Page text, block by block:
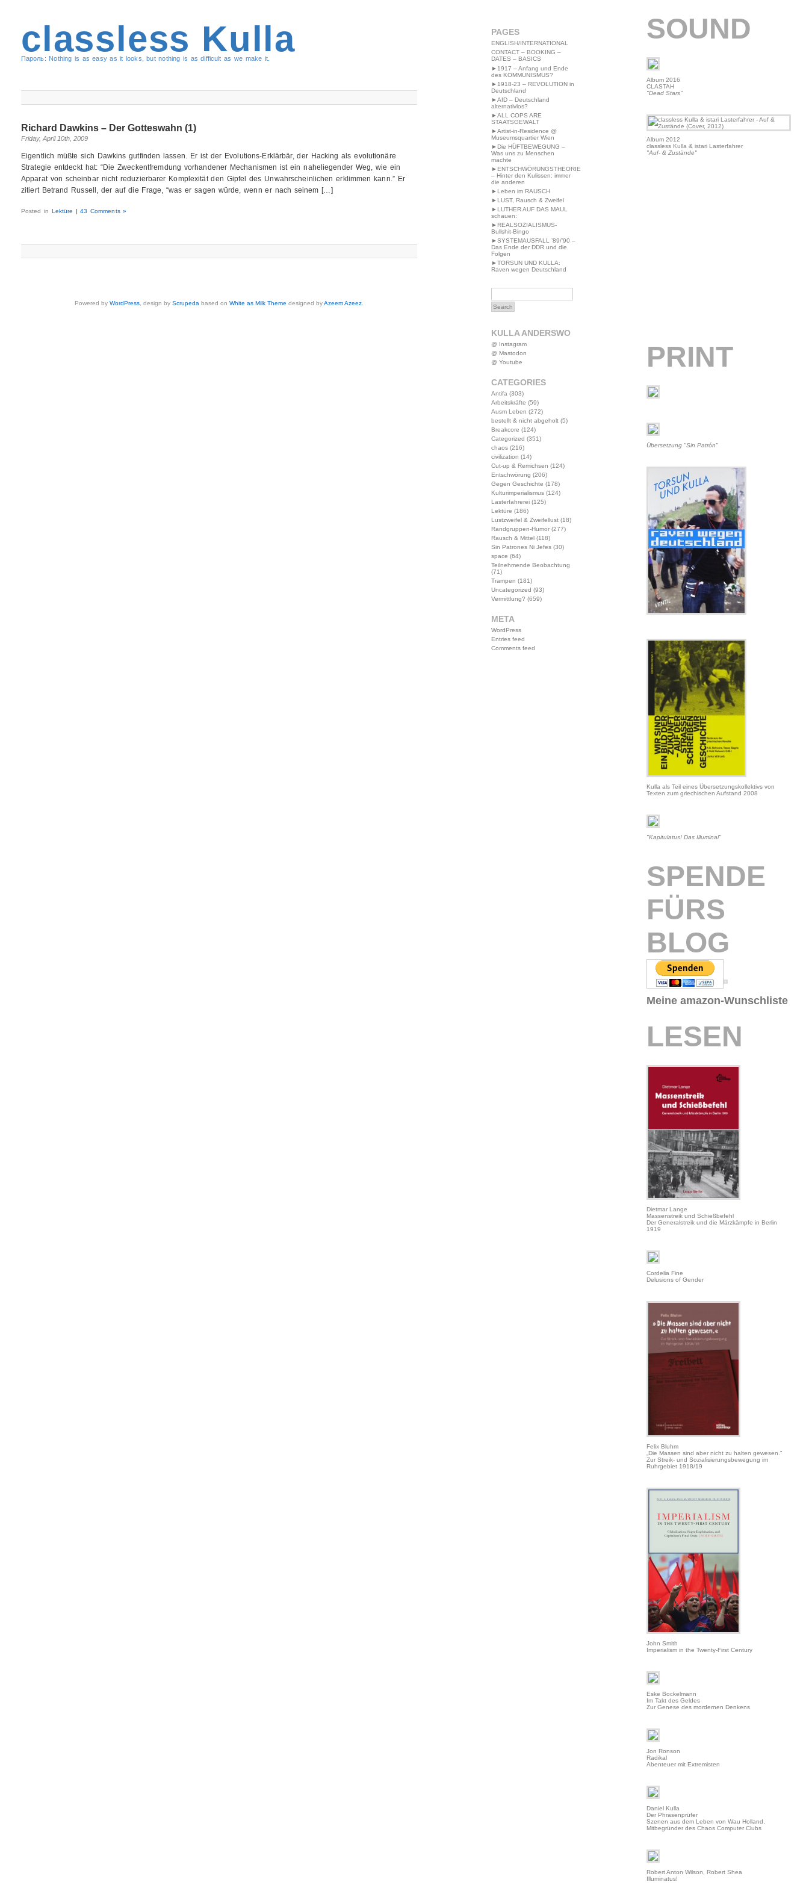
classless Kulla
Пароль: Nothing is as easy as it looks, but nothing is as difficult as we make it.
Richard Dawkins – Der Gotteswahn (1)
Friday, April 10th, 2009
Eigentlich müßte sich Dawkins gutfinden lassen. Er ist der Evolutions-Erklärbär, der Hacking als evolutionäre
Strategie entdeckt hat: “Die Zweckentfremdung vorhandener Mechanismen ist ein naheliegender Weg, wie ein
Apparat von scheinbar nicht reduzierbarer Komplexität den Gipfel des Unwahrscheinlichen erklimmen kann.” Er
zitiert Betrand Russell, der auf die Frage, “was er sagen würde, wenn er nach seinem […]
Posted in Lektüre | 43 Comments »
Powered byWordPress , design byScrupeda based onWhite as Milk Theme designed byAzeem Azeez
PAGES
ENGLISH/INTERNATIONAL
CONTACT – BOOKING –
DATES – BASICS
►1917 – Anfang und Ende
des KOMMUNISMUS?
►1918-23 – REVOLUTION in
Deutschland
►AfD – Deutschland
alternativlos?
►ALL COPS ARE
STAATSGEWALT
►Artist-in-Residence @
Museumsquartier Wien
►Die HÜFTBEWEGUNG –
Was uns zu Menschen
machte
►ENTSCHWÖRUNGSTHEORIE
– Hinter den Kulissen: immer
die anderen
►Leben im RAUSCH
►LUST, Rausch & Zweifel
►LUTHER AUF DAS MAUL
schauen:
►REALSOZIALISMUS-
Bullshit-Bingo
►SYSTEMAUSFALL ’89/’90 –
Das Ende der DDR und die
Folgen
►TORSUN UND KULLA:
Raven wegen Deutschland
KULLA ANDERSWO
@ Instagram
@ Mastodon
@ Youtube
CATEGORIES
Antifa (303)
Arbeitskräfte (59)
Ausm Leben (272)
bestellt & nicht abgeholt(5)
Breakcore (124)
Categorized (351)
chaos(216)
civilization (14)
Cut-up & Remichsen (124)
Entschwörung (206)
Gegen Geschichte (178)
Kulturimperialismus(124)
Lasterfahrerei(125)
Lektüre (186)
Lustzweifel & Zweifellust(18)
Randgruppen-Humor(277)
Rausch & Mittel(118)
Sin Patrones Ni Jefes(30)
space (64)
Teilnehmende Beobachtung
(71)
Trampen (181)
Uncategorized (93)
Vermittlung? (659)
META
WordPress
Entries feed
Comments feed
SOUND
Album 2016
CLASTAH
"Dead Stars"
Album 2012
classless Kulla & istari Lasterfahrer
"Auf- & Zustände"
PRINT
Übersetzung "Sin Patrón"
Kulla als Teil eines Übersetzungskollektivs von
Texten zum griechischen Aufstand 2008
"Kapitulatus! Das Illuminal"
SPENDE
FÜRS
BLOG
Meine amazon-Wunschliste
LESEN
Dietmar Lange
Massenstreik und Schießbefehl
Der Generalstreik und die Märzkämpfe in Berlin
1919
Cordelia Fine
Delusions of Gender
Felix Bluhm
„Die Massen sind aber nicht zu halten gewesen.“
Zur Streik- und Sozialisierungsbewegung im
Ruhrgebiet 1918/19
John Smith
Imperialism in the Twenty-First Century
Eske Bockelmann
Im Takt des Geldes
Zur Genese des mordernen Denkens
Jon Ronson
Radikal
Abenteuer mit Extremisten
Daniel Kulla
Der Phrasenprüfer
Szenen aus dem Leben von Wau Holland,
Mitbegründer des Chaos Computer Clubs
Robert Anton Wilson, Robert Shea
Illuminatus!